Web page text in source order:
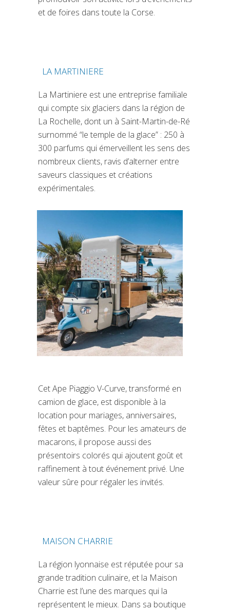
et de foires dans toute la Corse.
LA MARTINIERE(SI APRE IN UNA NUOVA SCHEDA)
La Martiniere est une entreprise familiale
qui compte six glaciers dans la région de
La Rochelle, dont un à Saint-Martin-de-Ré
surnommé “le temple de la glace” : 250 à
300 parfums qui émerveillent les sens des
nombreux clients, ravis d’alterner entre
saveurs classiques et créations
expérimentales.
Cet Ape Piaggio V-Curve, transformé en
camion de glace, est disponible à la
location pour mariages, anniversaires,
fêtes et baptêmes. Pour les amateurs de
macarons, il propose aussi des
présentoirs colorés qui ajoutent goût et
raffinement à tout événement privé. Une
valeur sûre pour régaler les invités.
MAISON CHARRIE(SI APRE IN UNA NUOVA SCHEDA)
La région lyonnaise est réputée pour sa
grande tradition culinaire, et la Maison
Charrie est l’une des marques qui la
représentent le mieux. Dans sa boutique